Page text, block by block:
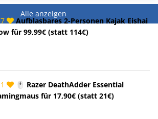
Alle anzeigen
Aufblasbares 2-Personen Kajak Eishai
für 99,99€ (statt 114€)
🖱️ Razer DeathAdder Essential
für 17,90€ (statt 21€)